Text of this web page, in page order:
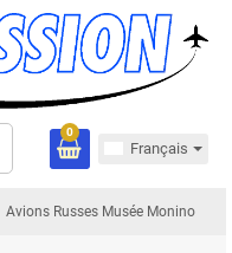
0
Français
Avions Russes Musée Monino